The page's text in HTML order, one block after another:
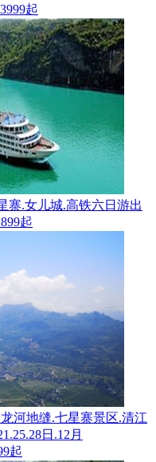
起
寨.女儿城.高铁六日游出
起
河地缝.七星寨景区.清江
日.12月
起